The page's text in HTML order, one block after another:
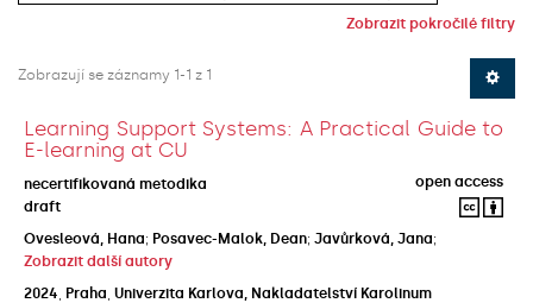
Zobrazit pokročilé filtry
Zobrazují se záznamy 1-1 z 1
Learning Support Systems: A Practical Guide to
E-learning at CU
necertifikovaná metodika
open access
draft
Ovesleová, Hana; Posavec-Malok, Dean; Javůrková, Jana;
Zobrazit další autory
2024
Praha Univerzita Karlova, Nakladatelství Karolinum